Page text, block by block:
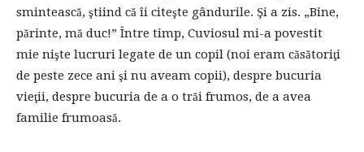
smintească, ştiind că îi citeşte gândurile. Şi a zis. „Bine,
părinte, mă duc!” Între timp, Cuviosul mi-a povestit
mie nişte lucruri legate de un copil (noi eram căsătoriţi
de peste zece ani şi nu aveam copii), despre bucuria
vieţii, despre bucuria de a o trăi frumos, de a avea
familie frumoasă.